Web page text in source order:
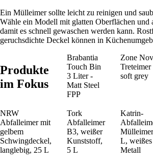
Ein Mülleimer sollte leicht zu reinigen und
Wähle ein Modell mit glatten Oberflächen und
damit es schnell gewaschen werden kann.
geruchsdichte Deckel können in
Produkte
im Fokus
Brabantia
Touch Bin
3 Liter -
Matt Steel
FPP
Zone
soft grey
NRW
Abfalleimer mit
gelbem
Schwingdeckel,
langlebig, 25 L
Tork
Abfalleimer
B3, weißer
Kunststoff,
5 L
Katrin-
L, weißes
Metall